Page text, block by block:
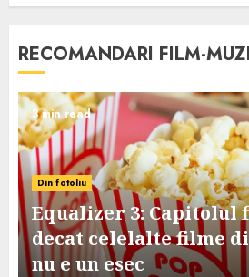
RECOMANDARI FILM-
3 min read
Din fotoliu
Equalizer 3: Capitolul
decat celelalte filme
nu e un esec